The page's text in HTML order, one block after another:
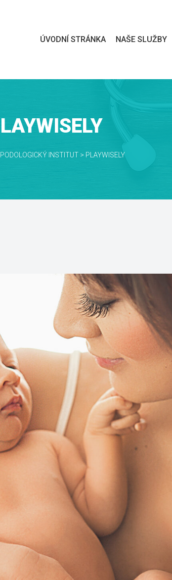
ÚVODNÍ STRÁNKA NAŠE SLUŽBY
INSTITUT > PLAYWISELY